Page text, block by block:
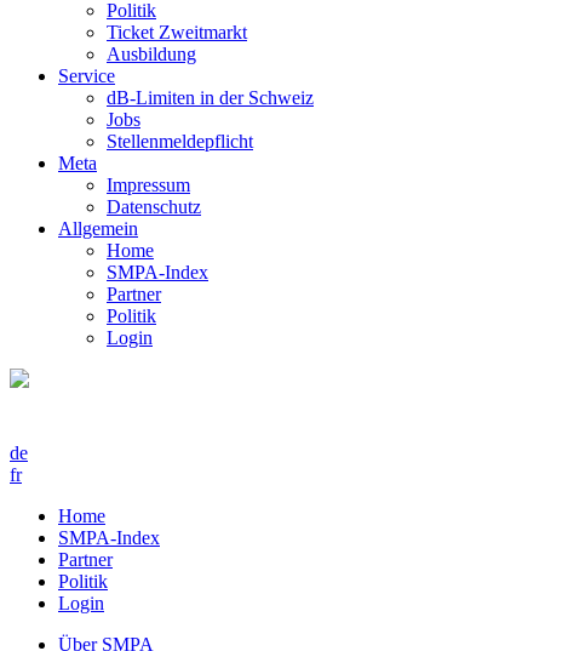
Politik
Ticket Zweitmarkt
Ausbildung
Service
dB-Limiten in der Schweiz
Jobs
Stellenmeldepflicht
Meta
Impressum
Datenschutz
Allgemein
Home
SMPA-Index
Partner
Politik
Login
de
fr
Home
SMPA-Index
Partner
Politik
Login
Über SMPA